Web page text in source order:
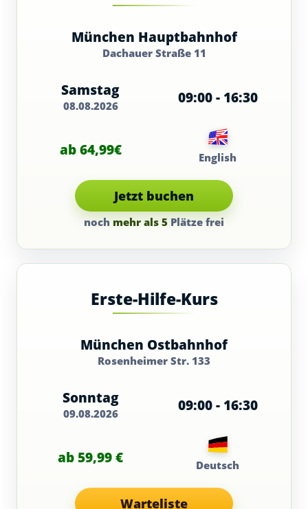
München Hauptbahnhof
Dachauer Straße 11
Samstag
08.08.2026 09:00 - 16:30
ab 64,99€ English
Jetzt buchen
noch mehr als 5 Plätze frei
Erste-Hilfe-Kurs
München Ostbahnhof
Rosenheimer Str. 133
Sonntag
09.08.2026 09:00 - 16:30
ab 59,99 € Deutsch
Warteliste